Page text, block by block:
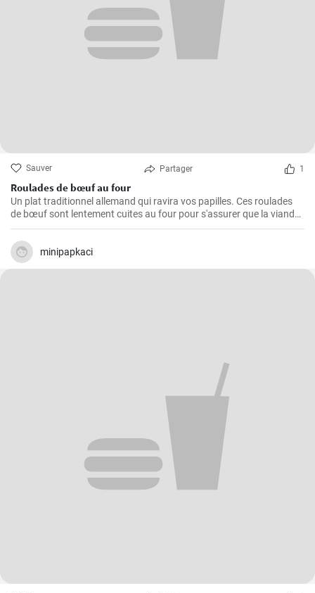
Sauver Partager 1
Roulades de bœuf au four
Un plat traditionnel allemand qui ravira vos papilles. Ces roulades
de bœuf sont lentement cuites au four pour s'assurer que la viande
est tendre et juteuse, alors que la garniture est imprégnée des
arômes du bacon, des oignons et des cornichons
minipapkaci